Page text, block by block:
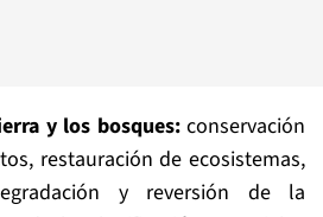
y los bosques:conservación
restauración de ecosistemas,
y reversión de la